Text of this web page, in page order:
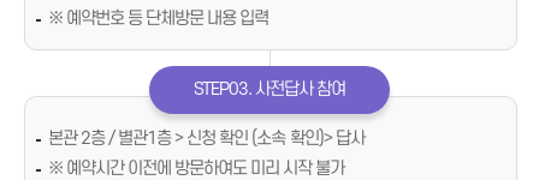
※ 예약번호 등 단체방문 내용 입력
STEP03. 사전답사 참여
본관 2층 / 별관1층 > 신청 확인 (소속 확인)> 답사
※ 예약시간 이전에 방문하여도 미리 시작 불가